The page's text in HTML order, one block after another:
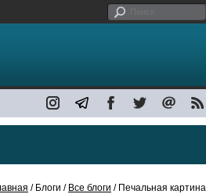
/ Блоги / Все блоги / Печальная картина